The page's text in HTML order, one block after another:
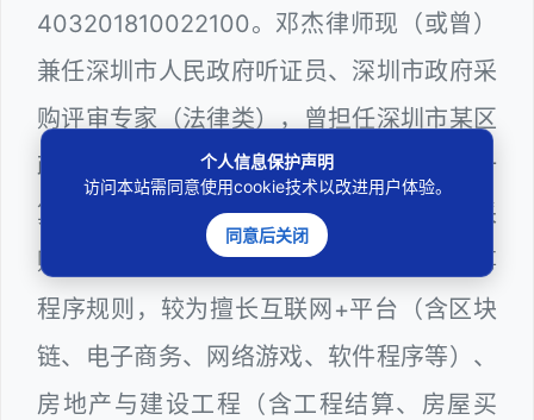
403201810022100。邓杰律师现（或曾）
兼任深圳市人民政府听证员、深圳市政府采
购评审专家（法律类），曾担任深圳市某区
政府部门公职律师、建设工程定标专家、计
算机信息网络安全员，在建筑工务、政府采
购等政府系统工作多年，十分熟悉政府办事
程序规则，较为擅长互联网+平台（含区块
链、电子商务、网络游戏、软件程序等）、
房地产与建设工程（含工程结算、房屋买
个人信息保护声明
访问本站需同意使用cookie技术以改进用户体验。
同意后关闭